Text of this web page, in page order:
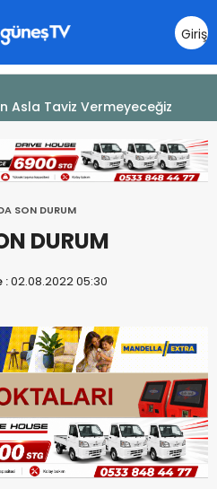
Giriş
Yap
RUHU SONSUZA DEK YAŞAYACAK”
SON DURUM
DURUM
:02.08.2022 05:30